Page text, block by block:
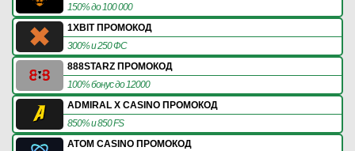
150% до 100 000
1XBIT ПРОМОКОД
300% и 250 ФС
888STARZ ПРОМОКОД
100% бонус до 12000
ADMIRAL X CASINO ПРОМОКОД
850% и 850 FS
ATOM CASINO ПРОМОКОД